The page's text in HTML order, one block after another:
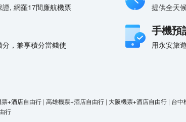
, 網羅17間廉航機票 提供全天
，兼享積分當錢使
手機預
用永安旅
+酒店自由行 | 高雄機票+酒店自由行 | 大阪機票+酒店自由行 | 台中
行